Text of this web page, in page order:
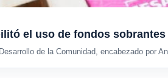
el uso de fondos
de la Comunidad, encabezado por